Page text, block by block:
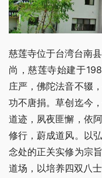
慈莲寺位于台湾台南
尚，慈莲寺始建于
庄严，佛陀法音不辍
功不唐捐。草创迄今
道迹，夙夜匪懈，依
修行，蔚成道风。以
念处的正关实修为宗
道场，以培养四双八士